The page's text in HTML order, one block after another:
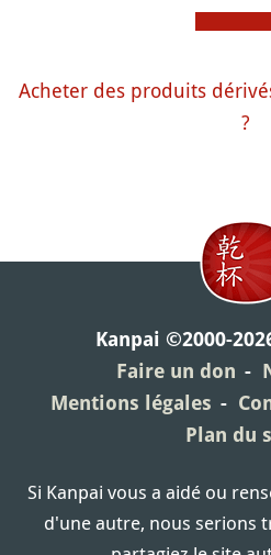
Acheter des produits
?
Kanpai ©2000-
Faire un don
Mentions légales
Plan du
Si Kanpai vous a aidé ou
d'une autre, nous serions